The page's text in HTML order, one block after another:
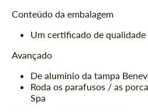
Conteúdo da embalagem
Um certificado de qualidade
Avançado
De alumínio da tampa
Roda os parafusos / as
Spa